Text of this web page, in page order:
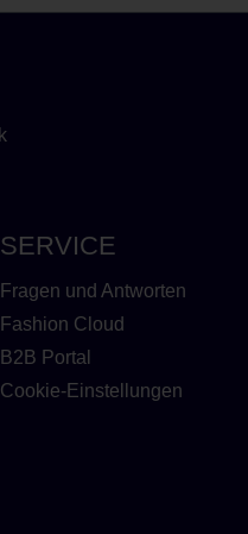
SERVICE
Fragen und Antworten
Fashion Cloud
B2B Portal
Cookie-Einstellungen